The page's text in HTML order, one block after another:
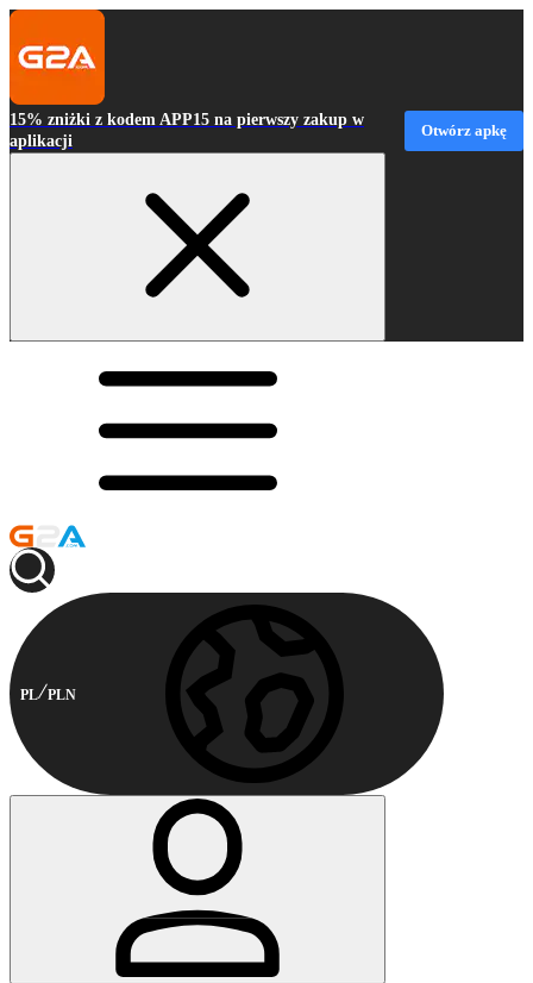
15% zniżki z kodem APP15 na pierwszy zakup w
aplikacji
Otwórz apkę
PL PLN